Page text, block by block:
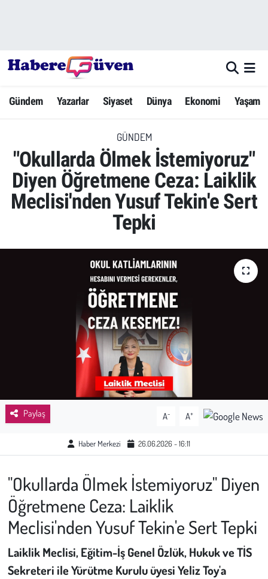
Gündem Yazarlar Siyaset Dünya Ekonomi Yaşam
GÜNDEM
"Okullarda Ölmek İstemiyoruz"
Diyen Öğretmene Ceza: Laiklik
Meclisi'nden Yusuf Tekin'e Sert
Tepki
Paylaş A- A+
Haber Merkezi 26.06.2026 - 16:11
"Okullarda Ölmek İstemiyoruz" Diyen
Öğretmene Ceza: Laiklik
Meclisi'nden Yusuf Tekin'e Sert Tepki
Laiklik Meclisi, Eğitim-İş Genel Özlük, Hukuk ve TİS
Sekreteri ile Yürütme Kurulu üyesi Yeliz Toy'a
Yazarlar
Dünya
Ekonomi
Yaşam
Çocuk
Kültür Sanat
Bilim - Teknoloji
İnsan Hakları
Hayvan Hakları
Çevre
Hava Durumu
Trafik Durumu
Süper Lig Puan Durumu ve Fikstür
Tüm Manşetler
Son Dakika Haberleri